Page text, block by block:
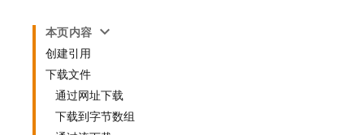
本页内容
创建引用
下载文件
通过网址下载
下载到字节数组